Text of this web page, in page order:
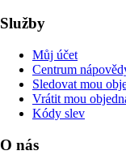
Služby
Můj účet
Centrum
Sledovat mou
Vrátit mou
Kódy slev
O nás